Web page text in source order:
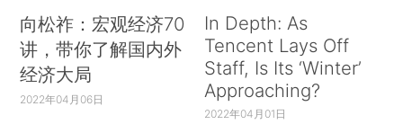
向松祚：宏观经济70
讲，带你了解国内外
经济大局
2022年04月06日
In Depth: As
Tencent Lays Off
Staff, Is Its ‘Winter’
Approaching?
2022年04月01日